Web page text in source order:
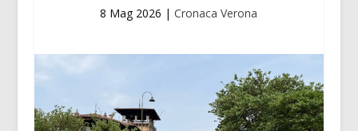
8 Mag 2026 |Cronaca Verona